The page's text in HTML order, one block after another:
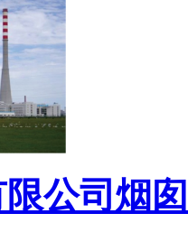
公司烟囱